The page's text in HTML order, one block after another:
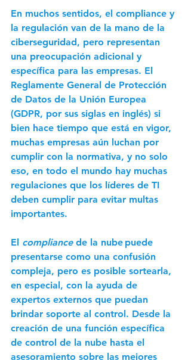
En muchos sentidos, el compliance y
la regulación van de la mano de la
ciberseguridad, pero representan
una preocupación adicional y
específica para las empresas. El
Reglamente General de Protección
de Datos de la Unión Europea
(GDPR, por sus siglas en inglés) si
bien hace tiempo que está en vigor,
muchas empresas aún luchan por
cumplir con la normativa, y no solo
eso, en todo el mundo hay muchas
regulaciones que los líderes de TI
deben cumplir para evitar multas
importantes.
El compliance de la nube puede
presentarse como una confusión
compleja, pero es posible sortearla,
en especial, con la ayuda de
expertos externos que puedan
brindar soporte al control. Desde la
creación de una función específica
de control de la nube hasta el
asesoramiento sobre las mejores